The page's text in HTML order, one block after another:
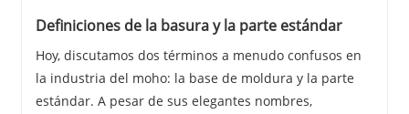
Definiciones de la basura y la parte estándar
Hoy, discutamos dos términos a menudo confusos en
la industria del moho: la base de moldura y la parte
estándar. A pesar de sus elegantes nombres,